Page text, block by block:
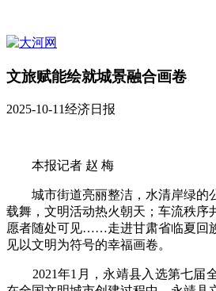
文旅赋能绘就城景融合画卷
2025-10-11经济日报
本报记者 赵 梅
城市街道亮丽整洁，水清岸绿的
载舞，文明活动热火朝天；车流秩序
愿者随处可见……走进甘肃省临夏回
见以文明为符号的幸福画卷。
2021年1月，永靖县入选第七届全